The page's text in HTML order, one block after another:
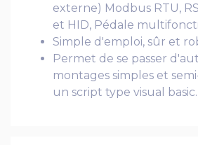
externe) Modbus RTU,
et HID, Pédale
Simple d'emploi, sûr et
Permet de se passer
montages simples et
un script type visual basic.